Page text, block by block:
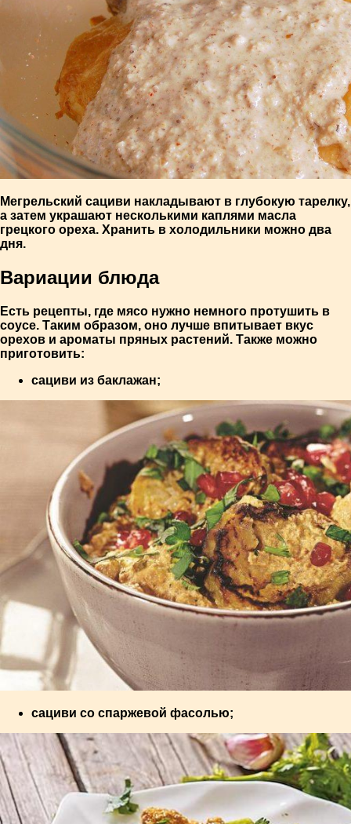
Мегрельский сациви накладывают в глубокую тарелку,
а затем украшают несколькими каплями масла
грецкого ореха. Хранить в холодильники можно два
дня.
Вариации блюда
Есть рецепты, где мясо нужно немного протушить в
соусе. Таким образом, оно лучше впитывает вкус
орехов и ароматы пряных растений. Также можно
приготовить:
сациви из баклажан;
сациви со спаржевой фасолью;